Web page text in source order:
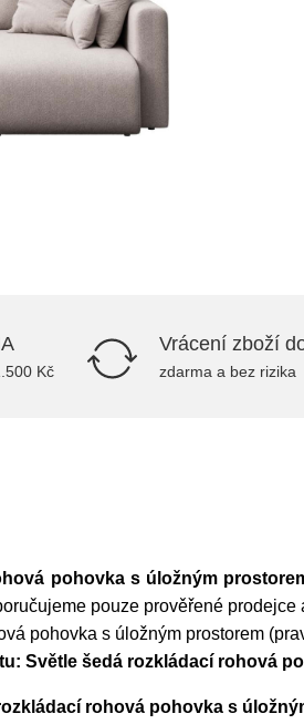
Kč
Vrácení zboží
zdarma a bez rizika
pohovka s úložným
pouze prověřené
pohovka s úložným prostorem
Světle šedá rozkládací rohová
rohová pohovka s